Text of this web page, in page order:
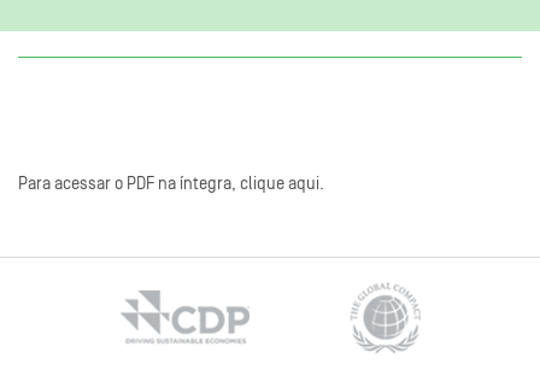
Para acessar o PDF na íntegra, clique aqui.